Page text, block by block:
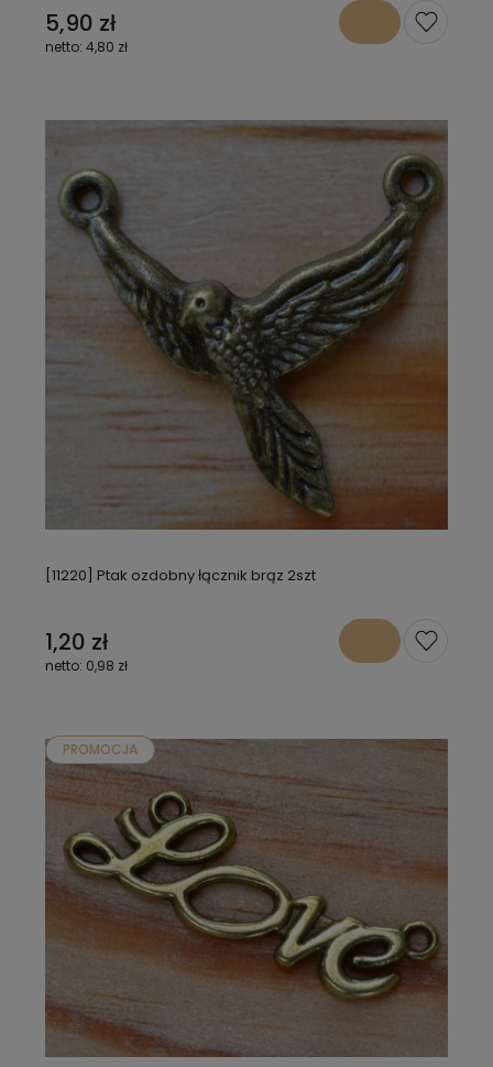
5,90 zł
4,80 zł
[11220] Ptak ozdobny łącznik brąz 2szt
1,20 zł
0,98 zł
PROMOCJA